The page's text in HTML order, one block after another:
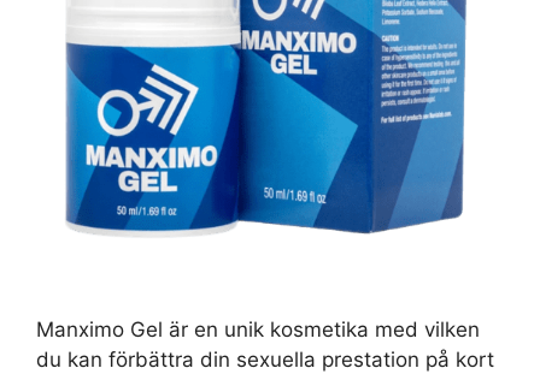
Manximo Gel är en unik kosmetika med vilken
du kan förbättra din sexuella prestation på kort